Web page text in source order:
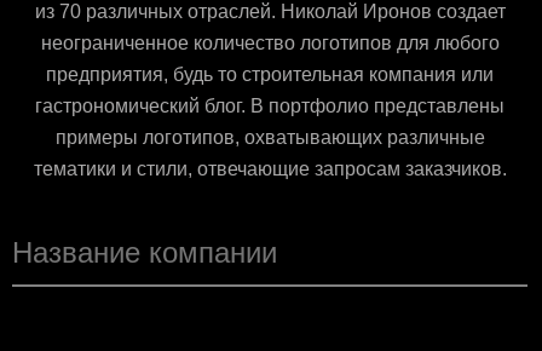
из 70 различных отраслей. Николай Иронов создает
неограниченное количество логотипов для любого
предприятия, будь то строительная компания или
гастрономический блог. В портфолио представлены
примеры логотипов, охватывающих различные
тематики и стили, отвечающие запросам заказчиков.